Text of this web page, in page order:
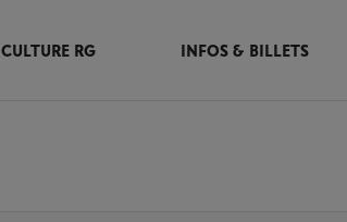
CULTURE RG INFOS & BILLETS